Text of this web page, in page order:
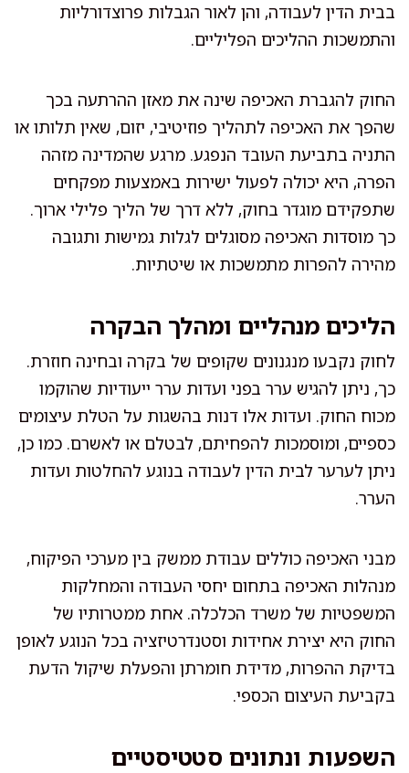
בבית הדין לעבודה, והן לאור הגבלות פרוצדורליות
והתמשכות ההליכים הפליליים.
החוק להגברת האכיפה שינה את מאזן ההרתעה בכך
שהפך את האכיפה לתהליך פוזיטיבי, יזום, שאין תלותו או
התניה בתביעת העובד הנפגע. מרגע שהמדינה מזהה
הפרה, היא יכולה לפעול ישירות באמצעות מפקחים
שתפקידם מוגדר בחוק, ללא דרך של הליך פלילי ארוך.
כך מוסדות האכיפה מסוגלים לגלות גמישות ותגובה
מהירה להפרות מתמשכות או שיטתיות.
הליכים מנהליים ומהלך הבקרה
לחוק נקבעו מנגנונים שקופים של בקרה ובחינה חוזרת.
כך, ניתן להגיש ערר בפני ועדות ערר ייעודיות שהוקמו
מכוח החוק. ועדות אלו דנות בהשגות על הטלת עיצומים
כספיים, ומוסמכות להפחיתם, לבטלם או לאשרם. כמו כן,
ניתן לערער לבית הדין לעבודה בנוגע להחלטות ועדות
הערר.
מבני האכיפה כוללים עבודת ממשק בין מערכי הפיקוח,
מנהלות האכיפה בתחום יחסי העבודה והמחלקות
המשפטיות של משרד הכלכלה. אחת ממטרותיו של
החוק היא יצירת אחידות וסטנדרטיזציה בכל הנוגע לאופן
בדיקת ההפרות, מדידת חומרתן והפעלת שיקול הדעת
בקביעת העיצום הכספי.
השפעות ונתונים סטטיסטיים